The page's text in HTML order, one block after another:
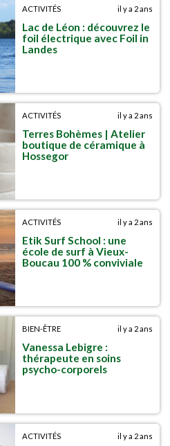
ACTIVITÉS il y a 2 ans
Lac de Léon : découvrez le
foil électrique avec Foil in
Landes
ACTIVITÉS il y a 2 ans
Terres Bohèmes | Atelier
boutique de céramique à
Hossegor
ACTIVITÉS il y a 2 ans
Etik Surf School : une
école de surf à Vieux-
Boucau 100 % conviviale
BIEN-ÊTRE il y a 2 ans
Vanessa Lebigre :
thérapeute en soins
psycho-corporels
ACTIVITÉS il y a 2 ans